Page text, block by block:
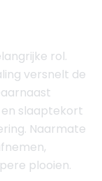
rol.
versnelt de
en slaaptekort
Naarmate
plooien.